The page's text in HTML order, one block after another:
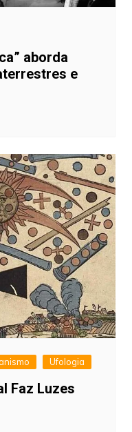
aborda
e
Ufologia
Faz Luzes